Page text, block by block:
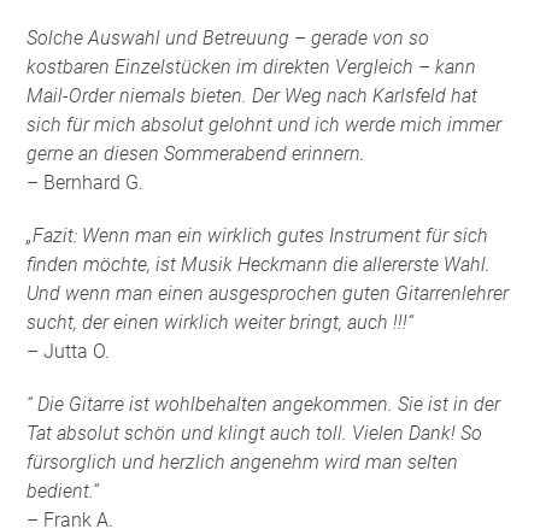
Solche Auswahl und Betreuung – gerade von so
kostbaren Einzelstücken im direkten Vergleich – kann
Mail-Order niemals bieten. Der Weg nach Karlsfeld hat
sich für mich absolut gelohnt und ich werde mich immer
gerne an diesen Sommerabend erinnern.
– Bernhard G.
„Fazit: Wenn man ein wirklich gutes Instrument für sich
finden möchte, ist Musik Heckmann die allererste Wahl.
Und wenn man einen ausgesprochen guten Gitarrenlehrer
sucht, der einen wirklich weiter bringt, auch !!!“
– Jutta O.
“ Die Gitarre ist wohlbehalten angekommen. Sie ist in der
Tat absolut schön und klingt auch toll. Vielen Dank! So
fürsorglich und herzlich angenehm wird man selten
bedient.“
– Frank A.